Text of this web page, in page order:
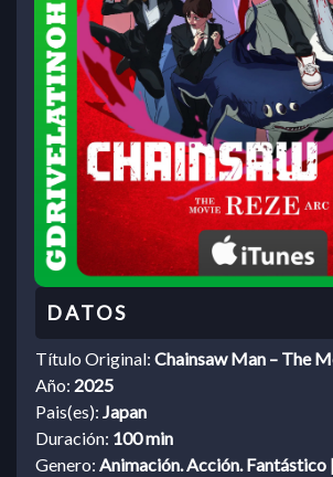
Título Original: Chainsaw Man – The
Año: 2025
Pais(es): Japan
Duración: 100 min
Genero: Animación. Acción. Fantástico